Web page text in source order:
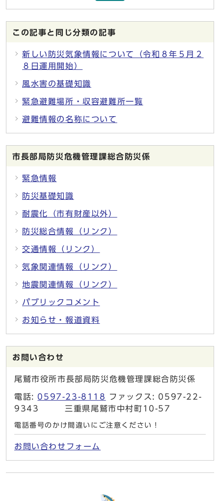
この記事と同じ分類の記事
新しい防災気象情報について（令和８年５月２
８日運用開始）
風水害の基礎知識
緊急避難場所・収容避難所一覧
避難情報の名称について
市長部局防災危機管理課総合防災係
緊急情報
防災基礎知識
耐震化（市有財産以外）
防災総合情報（リンク）
交通情報（リンク）
気象関連情報（リンク）
地震関連情報（リンク）
パブリックコメント
お知らせ・報道資料
お問い合わせ
尾鷲市役所市長部局防災危機管理課総合防災係
電話: 0597-23-8118
ファックス: 0597-22-
9343 三重県尾鷲市中村町10-57
電話番号のかけ間違いにご注意ください！
お問い合わせフォーム